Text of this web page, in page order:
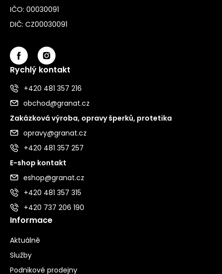
IČO: 00030091
DIČ: CZ00030091
Rychlý kontakt
+420 481 357 216
obchod@granat.cz
Zakázková výroba, opravy šperků, protetika
opravy@granat.cz
+420 481 357 257
E-shop kontakt
eshop@granat.cz
+420 481 357 315
+420 737 206 190
Informace
Aktuálně
Služby
Podnikové prodejny